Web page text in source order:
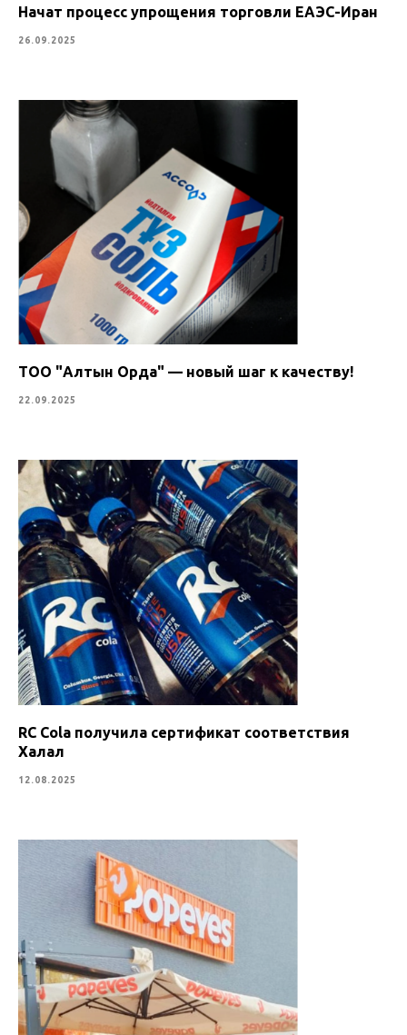
Начат процесс упрощения торговли ЕАЭС-Иран
26.09.2025
ТОО "Алтын Орда" — новый шаг к качеству!
22.09.2025
RC Cola получила сертификат соответствия
Халал
12.08.2025